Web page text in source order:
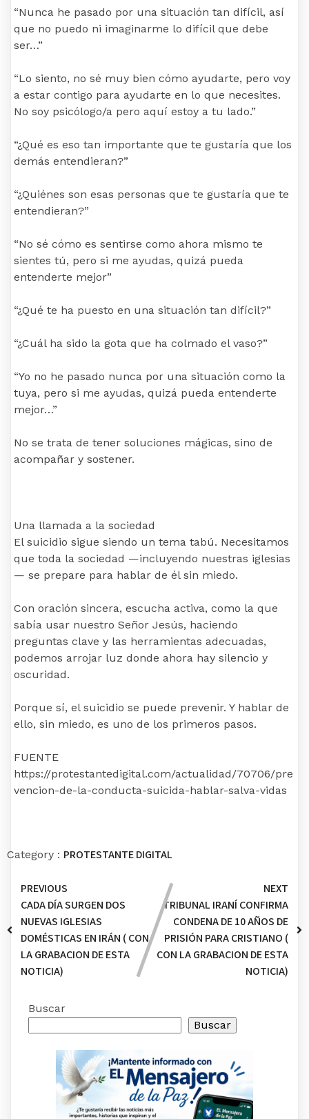
“Nunca he pasado por una situación tan difícil, así
que no puedo ni imaginarme lo difícil que debe
ser…”
“Lo siento, no sé muy bien cómo ayudarte, pero voy
a estar contigo para ayudarte en lo que necesites.
No soy psicólogo/a pero aquí estoy a tu lado.”
“¿Qué es eso tan importante que te gustaría que los
demás entendieran?”
“¿Quiénes son esas personas que te gustaría que te
entendieran?”
“No sé cómo es sentirse como ahora mismo te
sientes tú, pero si me ayudas, quizá pueda
entenderte mejor”
“¿Qué te ha puesto en una situación tan difícil?”
“¿Cuál ha sido la gota que ha colmado el vaso?”
“Yo no he pasado nunca por una situación como la
tuya, pero si me ayudas, quizá pueda entenderte
mejor…”
No se trata de tener soluciones mágicas, sino de
acompañar y sostener.
Una llamada a la sociedad
El suicidio sigue siendo un tema tabú. Necesitamos
que toda la sociedad —incluyendo nuestras iglesias
— se prepare para hablar de él sin miedo.
Con oración sincera, escucha activa, como la que
sabía usar nuestro Señor Jesús, haciendo
preguntas clave y las herramientas adecuadas,
podemos arrojar luz donde ahora hay silencio y
oscuridad.
Porque sí, el suicidio se puede prevenir. Y hablar de
ello, sin miedo, es uno de los primeros pasos.
FUENTE
https://protestantedigital.com/actualidad/70706/pre
vencion-de-la-conducta-suicida-hablar-salva-vidas
Category : PROTESTANTE DIGITAL
PREVIOUS
CADA DÍA SURGEN DOS
NUEVAS IGLESIAS
DOMÉSTICAS EN IRÁN ( CON
LA GRABACION DE ESTA
NOTICIA)
NEXT
TRIBUNAL IRANÍ CONFIRMA
CONDENA DE 10 AÑOS DE
PRISIÓN PARA CRISTIANO (
CON LA GRABACION DE ESTA
NOTICIA)
Buscar
Buscar